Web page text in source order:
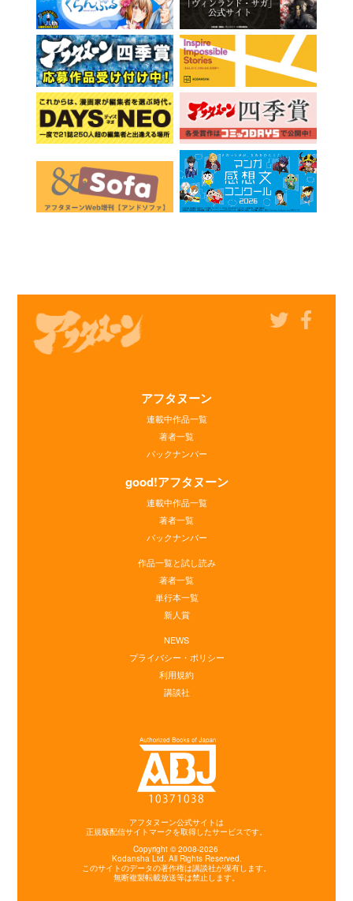
アフタヌーン
連載中作品一覧
著者一覧
バックナンバー
good!アフタヌーン
連載中作品一覧
著者一覧
バックナンバー
作品一覧と試し読み
著者一覧
単行本一覧
新人賞
NEWS
プライバシー・ポリシー
利用規約
講談社
アフタヌーン公式サイトは
正規版配信サイトマークを取得したサービスです。
Copyright © 2008-2026
Kodansha Ltd. All Rights Reserved.
このサイトのデータの著作権は講談社が保有します。
無断複製転載放送等は禁止します。